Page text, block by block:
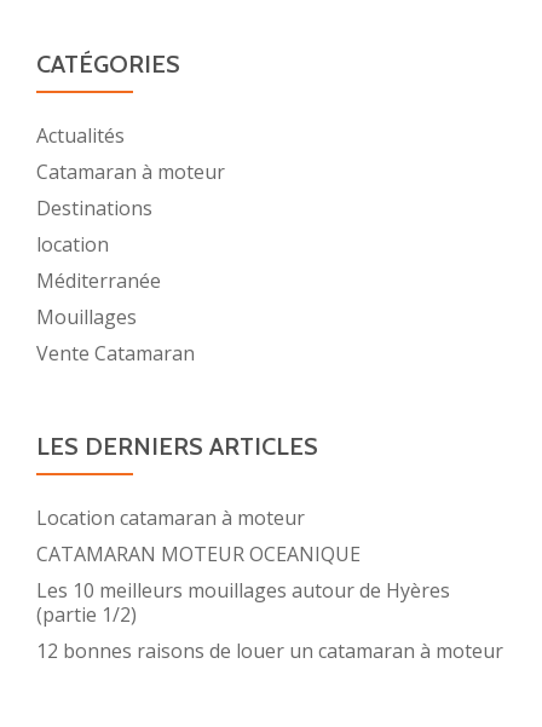
CATÉGORIES
Actualités
Catamaran à moteur
Destinations
location
Méditerranée
Mouillages
Vente Catamaran
LES DERNIERS ARTICLES
Location catamaran à moteur
CATAMARAN MOTEUR OCEANIQUE
Les 10 meilleurs mouillages autour de Hyères
(partie 1/2)
12 bonnes raisons de louer un catamaran à moteur